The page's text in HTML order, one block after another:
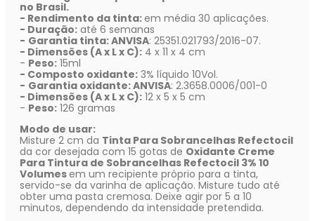
no Brasil.
- Rendimento da tinta:em média 30 aplicações.
- Duração: até 6 semanas
- Garantia tinta: ANVISA: 25351.021793/2016-07.
- Dimensões (A x L x C): 4 x 11 x 4 cm
- Peso: 15ml
- Composto oxidante: 3% líquido 10Vol.
- Garantia oxidante: ANVISA: 2.3658.0006/001-0
- Dimensões (A x L x C): 12 x 5 x 5 cm
- Peso: 126 gramas
Modo de usar:
Misture 2 cm da Tinta Para Sobrancelhas Refectocil
da cor desejada com 15 gotas de Oxidante Creme
Para Tintura de Sobrancelhas Refectocil 3% 10
Volumesem um recipiente próprio para a tinta,
servido-se da varinha de aplicação. Misture tudo até
obter uma pasta cremosa. Deixe agir por 5 a 10
minutos, dependendo da intensidade pretendida.